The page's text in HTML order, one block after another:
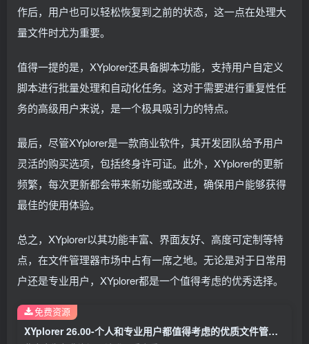
作后，用户也可以轻松恢复到之前的状态，这一点在处理大
量文件时尤为重要。
值得一提的是，XYplorer还具备脚本功能，支持用户自定义
脚本进行批量处理和自动化任务。这对于需要进行重复性任
务的高级用户来说，是一个极具吸引力的特点。
最后，尽管XYplorer是一款商业软件，其开发团队给予用户
灵活的购买选项，包括终身许可证。此外，XYplorer的更新
频繁，每次更新都会带来新功能或改进，确保用户能够获得
最佳的使用体验。
总之，XYplorer以其功能丰富、界面友好、高度可定制等特
点，在文件管理器市场中占有一席之地。无论是对于日常用
户还是专业用户，XYplorer都是一个值得考虑的优秀选择。
XYplorer 26.00-个人和专业用户都值得考虑的优质文件管理工具
免费资源